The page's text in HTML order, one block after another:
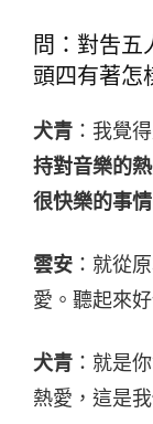
問：對吿五
頭四有著怎
犬青 ：我覺
持對音樂的
很快樂的事情
雲安 ：就從
愛。聽起來
犬青 ：就是
熱愛，這是